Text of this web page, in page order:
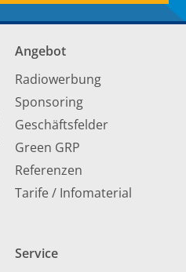
Angebot
Radiowerbung
Sponsoring
Geschäftsfelder
Green GRP
Referenzen
Tarife / Infomaterial
Service